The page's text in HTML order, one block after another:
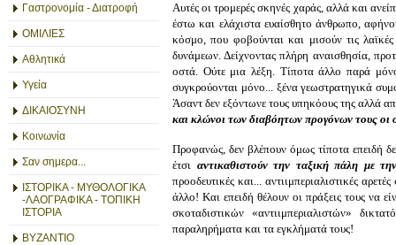
Γαστρονομία - Διατροφή
ΟΜΙΛΙΕΣ
Αθλητικά
Υγεία
ΔΙΚΑΙΟΣΥΝΗ
Κοινωνία
Σαν σημερα...
ΙΣΤΟΡΙΚΑ - ΜΥΘΟΛΟΓΙΚΑ
-ΛΑΟΓΡΑΦΙΚΑ - ΤΟΠΙΚΗ
ΙΣΤΟΡΙΑ
ΒΥΖΑΝΤΙΟ
Αυτές οι τρομερές σκηνές χαράς, αλλά και
έστω και ελάχιστα ευαίσθητο άνθρωπο,
κόσμο, που φοβούνται και μισούν τις
δυνάμεων. Δείχνοντας πλήρη αναισθησία,
οστά. Ούτε μια λέξη. Τίποτα άλλο παρά
συγκρούονται μόνο... ξένα γεωστρατηγικά
Άσαντ δεν εξόντωνε τους υπηκόους της αλλά
και κλώνοι των διαβόητων προγόνων τους οι
Προφανώς, δεν βλέπουν όμως τίποτα επειδή
έτσι αντικαθιστούν την ταξική πάλη με
προοδευτικές και... αντιιμπεριαλιστικές
άλλο! Και επειδή θέλουν οι πράξεις τους να
σκοταδιστικών «αντιιμπεριαλιστών»
παραληρήματα και τα εγκλήματά τους!